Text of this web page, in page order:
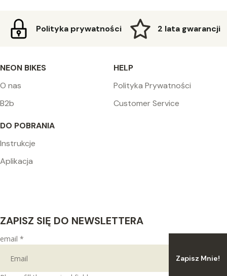
Polityka prywatności 2 lata gwarancji
NEON BIKES
O nas
B2b
HELP
Polityka Prywatności
Customer Service
DO POBRANIA
Instrukcje
Aplikacja
ZAPISZ SIĘ DO NEWSLETTERA
email *
Zapisz Mnie!